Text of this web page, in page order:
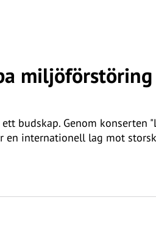
budskap. Genom konserten
en internationell lag mot